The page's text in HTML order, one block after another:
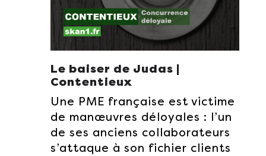
Le baiser de Judas |
Contentieux
Une PME française est victime
de manœuvres déloyales : l’un
de ses anciens collaborateurs
s’attaque à son fichier clients